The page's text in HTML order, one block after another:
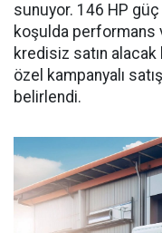
sunuyor. 146 HP
koşulda performans
kredisiz satın alacak
özel kampanyalı
belirlendi.